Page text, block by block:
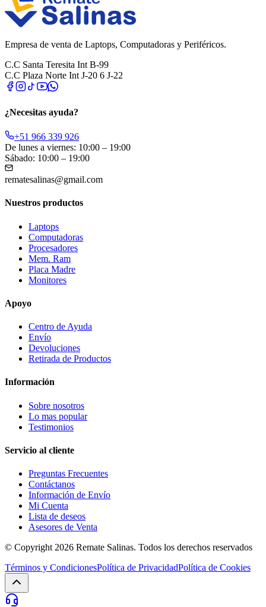
Empresa de venta de Laptops, Computadoras y Periféricos.
C.C Santa Teresita Int B-99
C.C Plaza Norte Int J-20 6 J-22
¿Necesitas ayuda?
+51 966 339 926
De lunes a viernes: 10:00 – 19:00
Sábado: 10:00 – 19:00
rematesalinas@gmail.com
Nuestros productos
Laptops
Computadoras
Procesadores
Mem. Ram
Placa Madre
Monitores
Apoyo
Centro de Ayuda
Envío
Devoluciones
Retirada de Productos
Información
Sobre nosotros
Lo mas popular
Testimonios
Servicio al cliente
Preguntas Frecuentes
Contáctanos
Información de Envío
Mi Cuenta
Lista de deseos
Asesores de Venta
© Copyright 2026 Remate Salinas. Todos los derechos reservados
Términos y CondicionesPolítica de PrivacidadPolítica de Cookies